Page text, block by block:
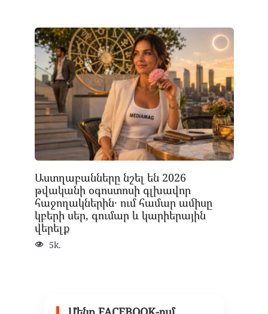
Աստղաբանները նշել են 2026
թվականի օգոստոսի գլխավոր
հաջողակներին․ ում համար ամիսը
կբերի սեր, գումար և կարիերային
վերելք
5k.